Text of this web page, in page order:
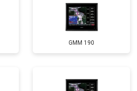
GMM 190